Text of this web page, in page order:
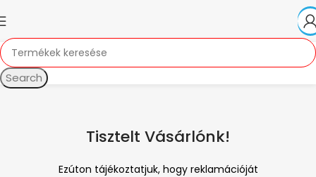
Search
Tisztelt Vásárlónk!
Ezúton tájékoztatjuk, hogy reklamációját